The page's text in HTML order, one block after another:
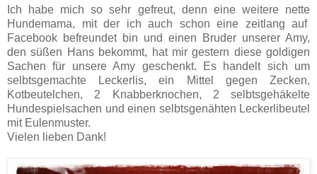
Ich habe mich so sehr gefreut, denn eine weitere nette
Hundemama, mit der ich auch schon eine zeitlang auf
Facebook befreundet bin und einen Bruder unserer Amy,
den süßen Hans bekommt, hat mir gestern diese goldigen
Sachen für unsere Amy geschenkt. Es handelt sich um
selbtsgemachte Leckerlis, ein Mittel gegen Zecken,
Kotbeutelchen, 2 Knabberknochen, 2 selbtsgehäkelte
Hundespielsachen und einen selbtsgenähten Leckerlibeutel
mit Eulenmuster.
Vielen lieben Dank!